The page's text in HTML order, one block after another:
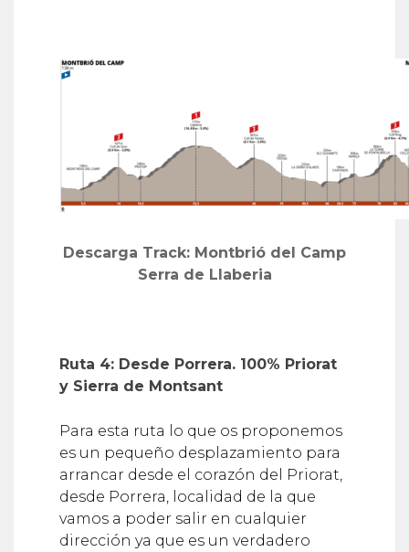
Descarga Track: Montbrió del Camp
Serra de Llaberia
Ruta 4: Desde Porrera. 100% Priorat
y Sierra de Montsant
Para esta ruta lo que os proponemos
es un pequeño desplazamiento para
arrancar desde el corazón del Priorat,
desde Porrera, localidad de la que
vamos a poder salir en cualquier
dirección ya que es un verdadero